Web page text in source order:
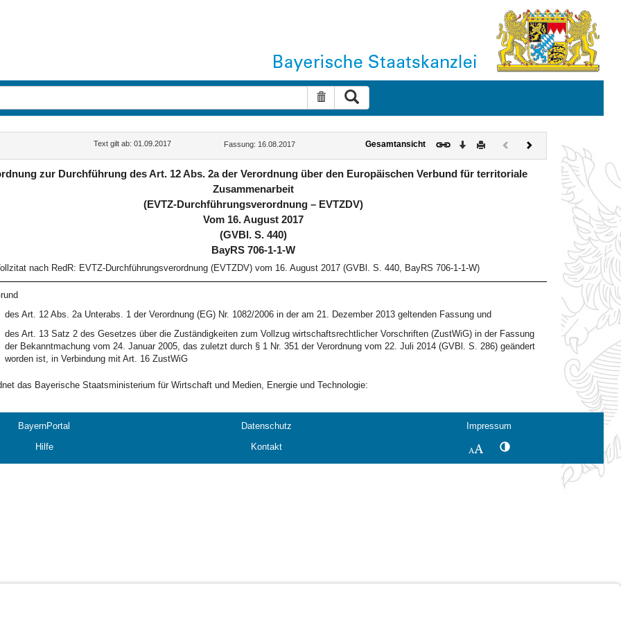
Suche zurücksetzen
Text gilt ab: 01.09.2017 Fassung: 16.08.2017 Gesamtansicht Download
DruckenVorherigesNächstes
Dokument
zur Durchführung des Art. 12 Abs. 2a der Verordnung über den Europäischen Verbund für territoriale
Zusammenarbeit
(EVTZ-Durchführungsverordnung – EVTZDV)
Vom 16. August 2017
(GVBl. S. 440)
BayRS 706-1-1-W
nach RedR: EVTZ-Durchführungsverordnung (EVTZDV) vom 16. August 2017 (GVBl. S. 440, BayRS 706-1-1-W)
des Art. 12 Abs. 2a Unterabs. 1 der Verordnung (EG) Nr. 1082/2006 in der am 21. Dezember 2013 geltenden Fassung und
des Art. 13 Satz 2 des Gesetzes über die Zuständigkeiten zum Vollzug wirtschaftsrechtlicher Vorschriften (ZustWiG) in der Fassung
der Bekanntmachung vom 24. Januar 2005, das zuletzt durch § 1 Nr. 351 der Verordnung vom 22. Juli 2014 (GVBl. S. 286) geändert
worden ist, in Verbindung mit Art. 16 ZustWiG
das Bayerische Staatsministerium für Wirtschaft und Medien, Energie und Technologie:
BayernPortal Datenschutz
Impressum
Hilfe Kontakt SchriftgrößeKontrastwechsel